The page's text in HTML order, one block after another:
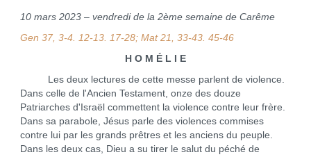
10 mars 2023 – vendredi de la 2ème semaine de Carême
Gen 37, 3-4. 12-13. 17-28; Mat 21, 33-43. 45-46
H O M É L I E
Les deux lectures de cette messe parlent de violence.
Dans celle de l'Ancien Testament, onze des douze
Patriarches d'Israël commettent la violence contre leur frère.
Dans sa parabole, Jésus parle des violences commises
contre lui par les grands prêtres et les anciens du peuple.
Dans les deux cas, Dieu a su tirer le salut du péché de